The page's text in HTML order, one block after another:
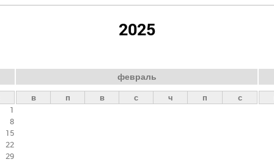
2025
1
8
15
22
29
февраль
в п в с ч п с